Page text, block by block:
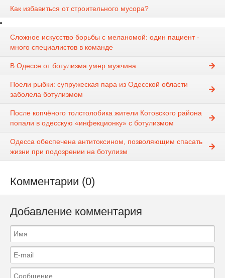
Как избавиться от строительного мусора?
Сложное искусство борьбы с меланомой: один пациент -
много специалистов в команде
В Одессе от ботулизма умер мужчина
Поели рыбки: супружеская пара из Одесской области
заболела ботулизмом
После копчёного толстолобика жители Котовского района
попали в одесскую «инфекционку» с ботулизмом
Одесса обеспечена антитоксином, позволяющим спасать
жизни при подозрении на ботулизм
Комментарии (0)
Добавление комментария